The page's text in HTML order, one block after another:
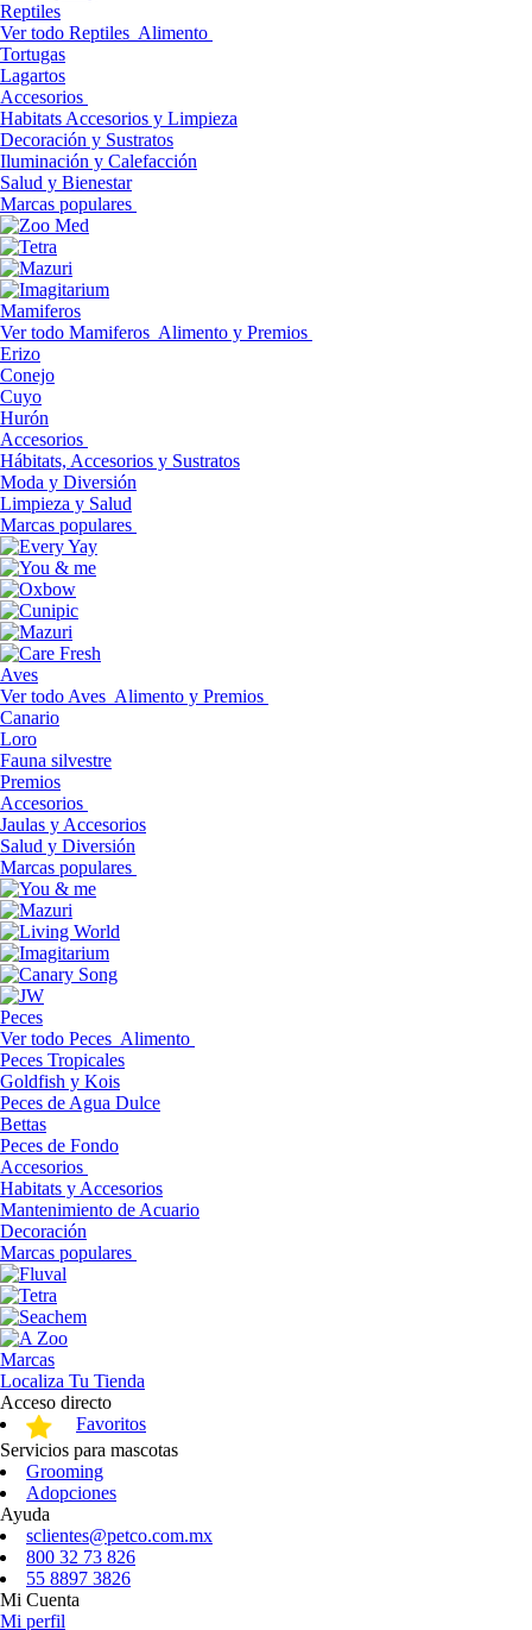
Reptiles
Ver todo Reptiles Alimento
Tortugas
Lagartos
Accesorios
Habitats Accesorios y Limpieza
Decoración y Sustratos
Iluminación y Calefacción
Salud y Bienestar
Marcas populares
Mamiferos
Ver todo Mamiferos Alimento y Premios
Erizo
Conejo
Cuyo
Hurón
Accesorios
Hábitats, Accesorios y Sustratos
Moda y Diversión
Limpieza y Salud
Marcas populares
Aves
Ver todo Aves Alimento y Premios
Canario
Loro
Fauna silvestre
Premios
Accesorios
Jaulas y Accesorios
Salud y Diversión
Marcas populares
Peces
Ver todo Peces Alimento
Peces Tropicales
Goldfish y Kois
Peces de Agua Dulce
Bettas
Peces de Fondo
Accesorios
Habitats y Accesorios
Mantenimiento de Acuario
Decoración
Marcas populares
Marcas
Localiza Tu Tienda
Acceso directo
Favoritos
Servicios para mascotas
Grooming
Adopciones
Ayuda
sclientes@petco.com.mx
800 32 73 826
55 8897 3826
Mi Cuenta
Mi perfil